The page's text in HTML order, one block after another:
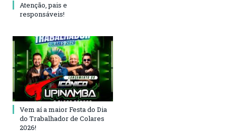
Atenção, pais e
responsáveis!
Vem aí a maior Festa do Dia
do Trabalhador de Colares
2026!